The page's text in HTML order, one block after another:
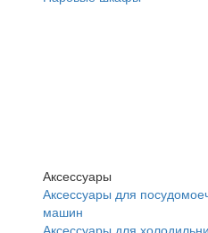
Аксессуары
Аксессуары для
машин
Аксессуары для